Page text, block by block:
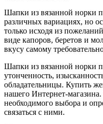
Шапки из вязанной норки
различных вариациях, но
только исходя из
виде капоров, беретов и
вкусу самому
Шапки из вязанной норки
утонченность,
обладательницы. Купить
нашего Интернет-
необходимого выбора и
связаться с ними.